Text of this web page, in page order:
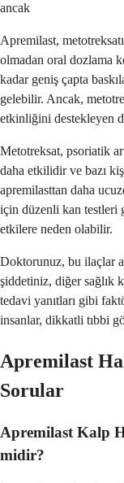
ancak
Apremilast,
olmadan oral dozlama
kadar geniş çapta
gelebilir. Ancak,
etkinliğini destekleyen
Metotreksat, psoriatik
daha etkilidir ve bazı
apremilasttan daha
için düzenli kan testleri
etkilere neden olabilir.
Doktorunuz, bu ilaçlar
şiddetiniz, diğer sağlık
tedavi yanıtları gibi
insanlar, dikkatli tıbbi
Apremilast
Sorular
Apremilast Kalp
midir?